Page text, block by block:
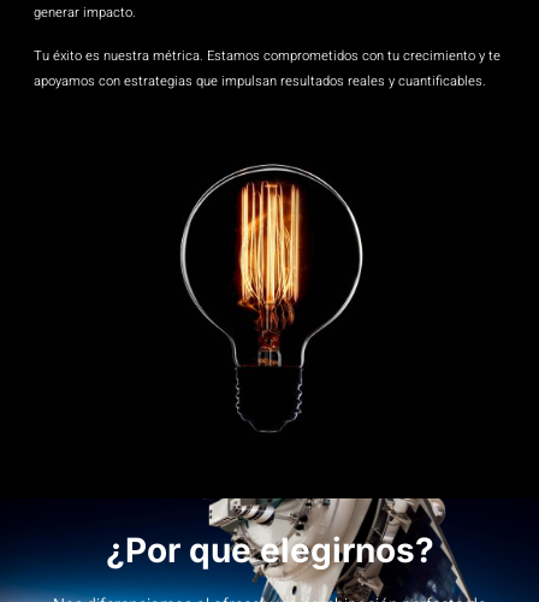
generar impacto.
Tu éxito es nuestra métrica. Estamos comprometidos con tu crecimiento y te
apoyamos con estrategias que impulsan resultados reales y cuantificables.
¿Por que elegirnos?